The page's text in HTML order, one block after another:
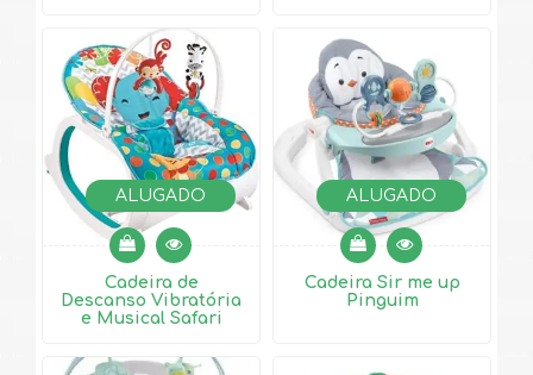
ALUGADO
Cadeira de
Descanso Vibratória
e Musical Safari
ALUGADO
Cadeira Sir me up
Pinguim